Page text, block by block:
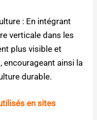
: En intégrant
verticale dans les
plus visible et
encourageant ainsi la
durable.
en sites